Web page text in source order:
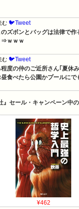
む 🐦Tweet
のズボンとバッグは法律で
⇒ｗｗｗ
む 🐦Tweet
度の仲のご近所さん｢夏休
食べたら公園かプールにで
』セール・キャンペーン中
¥462